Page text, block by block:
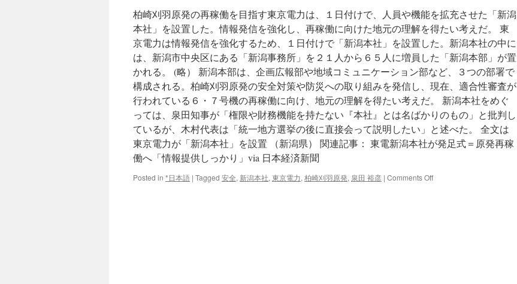
柏崎刈羽原発の再稼働を目指す東京電力は、１日付けで、人員や機能を拡充させた「新潟
本社」を設置した。情報発信を強化し、再稼働に向けた地元の理解を得たい考えだ。 東
京電力は情報発信を強化するため、１日付けで「新潟本社」を設置した。新潟本社の中に
は、新潟市中央区にある「新潟事務所」を２１人から６５人に増員した「新潟本部」が置
かれる。 (略） 新潟本部は、企画広報部や地域コミュニケーション部など、３つの部署で
構成される。柏崎刈羽原発の安全対策や防災への取り組みを発信し、現在、適合性審査が
行われている６・７号機の再稼働に向け、地元の理解を得たい考えだ。 新潟本社をめぐ
っては、泉田知事が「権限や財務機能を持たない『本社』とは名ばかりのもの」と批判し
ているが、木村代表は「統一地方選挙の後に直接会って説明したい」と述べた。 全文は
東京電力が「新潟本社」を設置 （新潟県） 関連記事： 東電新潟本社が発足式＝原発再稼
働へ「情報提供しっかり」via 日本経済新聞
Posted in *日本語 | Tagged 安全, 新潟本社, 東京電力, 柏崎刈羽原発, 泉田 裕彦 | Comments Offon